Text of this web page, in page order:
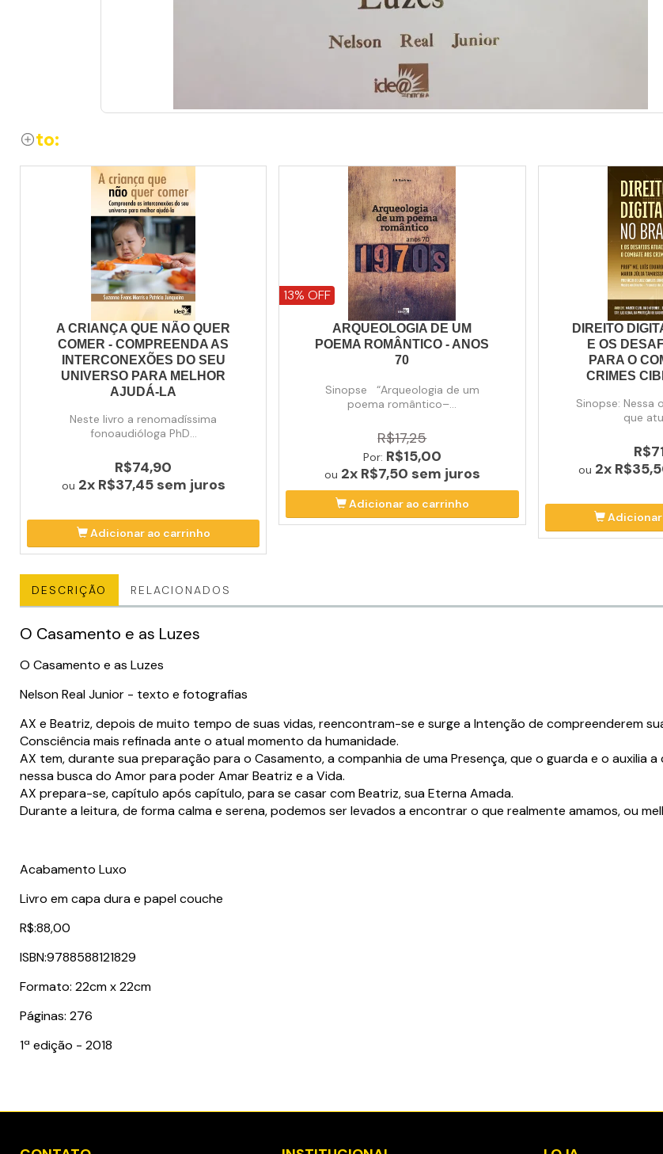
to:
A CRIANÇA QUE NÃO QUER
COMER - COMPREENDA AS
INTERCONEXÕES DO SEU
UNIVERSO PARA MELHOR
AJUDÁ-LA
Neste livro a renomadíssima
fonoaudióloga PhD...
R$74,90
ou 2x R$37,45sem juros
Adicionar ao carrinho
13% OFF
ARQUEOLOGIA DE UM
POEMA ROMÂNTICO - ANOS
70
Sinopse “Arqueologia de um
poema romântico–...
R$17,25
Por: R$15,00
ou 2x R$7,50 sem juros
Adicionar ao carrinho
DIREITO
E OS
PARA O
CRIMES
Sinopse: Nessa
que
ou 2x
DESCRIÇÃO RELACIONADOS
O Casamento e as Luzes
O Casamento e as Luzes
Nelson Real Junior - texto e fotografias
AX e Beatriz, depois de muito tempo de suas vidas, reencontram-se e surge a Intenção de compreenderem
Consciência mais refinada ante o atual momento da humanidade.
AX tem, durante sua preparação para o Casamento, a companhia de uma Presença, que o guarda e o auxilia
nessa busca do Amor para poder Amar Beatriz e a Vida.
AX prepara-se, capítulo após capítulo, para se casar com Beatriz, sua Eterna Amada.
Durante a leitura, de forma calma e serena, podemos ser levados a encontrar o que realmente amamos, ou
Acabamento Luxo
Livro em capa dura e papel couche
R$:88,00
ISBN:9788588121829
Formato: 22cm x 22cm
Páginas: 276
1ª edição - 2018